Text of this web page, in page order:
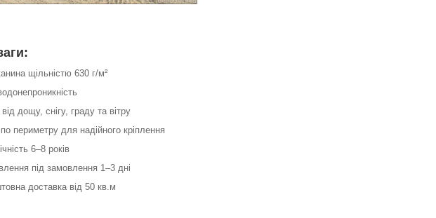
щільністю 630 г/м²
дощу, снігу, граду та вітру
по периметру для надійного кріплення
6–8 років
під замовлення 1–3 дні
доставка від 50 кв.м